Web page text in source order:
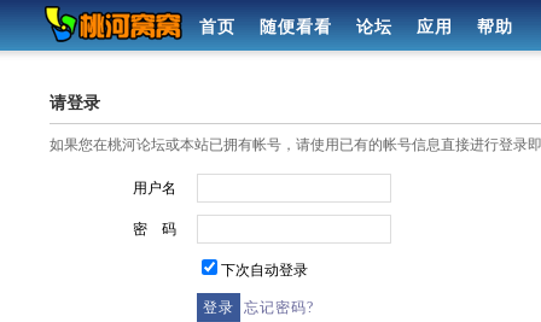
首页 随便看看 论坛 应用 帮助
请登录
如果您在桃河论坛或本站已拥有帐号，请使用已有的帐号信息直接进行登录
用户名
密 码
下次自动登录
忘记密码?